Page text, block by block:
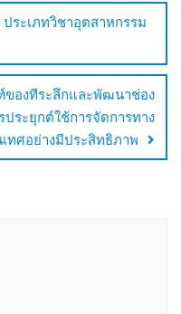
ระเภทวิชาอุตสาหกรรม
องทีระลึกและพัฒนาช่อง
ระยุกต์ใช้การจัดการทาง
ทศอย่างมีประสิทธิภาพ